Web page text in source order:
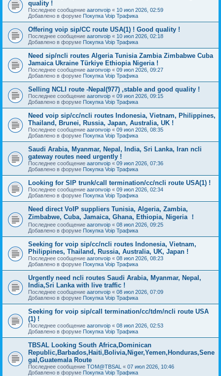
quality !
Последнее сообщение aaronvoip « 10 июл 2026, 02:59
Добавлено в форуме Покупка Voip Трафика
Offering voip sip/CC route USA(1) ! Good quality !
Последнее сообщение aaronvoip « 10 июл 2026, 02:18
Добавлено в форуме Покупка Voip Трафика
Need sip/ncli routes Algeria Tunisia Zambia Zimbabwe Cuba
Jamaica Ukraine Türkiye Ethiopia Nigeria !
Последнее сообщение aaronvoip « 09 июл 2026, 09:27
Добавлено в форуме Покупка Voip Трафика
Selling NCLI route -Nepal(977) ,stable and good quality !
Последнее сообщение aaronvoip « 09 июл 2026, 09:15
Добавлено в форуме Покупка Voip Трафика
Need voip sip/cc/ncli routes Indonesia, Vietnam, Philippines,
Thailand, Brunei, Russia, Japan, Australia, UK !
Последнее сообщение aaronvoip « 09 июл 2026, 08:35
Добавлено в форуме Покупка Voip Трафика
Saudi Arabia, Myanmar, Nepal, India, Sri Lanka, Iran ncli
gateway routes need urgently !
Последнее сообщение aaronvoip « 09 июл 2026, 07:36
Добавлено в форуме Покупка Voip Трафика
Looking for SIP trunk/call termination/cc/ncli route USA(1) !
Последнее сообщение aaronvoip « 09 июл 2026, 02:34
Добавлено в форуме Покупка Voip Трафика
Need direct VoIP suppliers Tunisia, Algeria, Zambia,
Zimbabwe, Cuba, Jamaica, Ghana, Ethiopia, Nigeria ！
Последнее сообщение aaronvoip « 08 июл 2026, 09:25
Добавлено в форуме Покупка Voip Трафика
Seeking for voip sip/cc/ncli routes Indonesia, Vietnam,
Philippines, Thailand, Russia, Australia, UK, Japan !
Последнее сообщение aaronvoip « 08 июл 2026, 08:23
Добавлено в форуме Покупка Voip Трафика
Urgently need ncli routes Saudi Arabia, Myanmar, Nepal,
India,Sri Lanka with live traffic !
Последнее сообщение aaronvoip « 08 июл 2026, 07:09
Добавлено в форуме Покупка Voip Трафика
Seeking for voip sip/call termination/cc/tdm/ncli route USA
(1) !
Последнее сообщение aaronvoip « 08 июл 2026, 02:53
Добавлено в форуме Покупка Voip Трафика
TBSAL Looking South Africa,Dominican
Republic,Barbados,Haiti,Bolivia,Niger,Yemen,Honduras,Sene
gal,Guatemala Route
Последнее сообщение TOM@TBSAL « 07 июл 2026, 10:46
Добавлено в форуме Покупка Voip Трафика